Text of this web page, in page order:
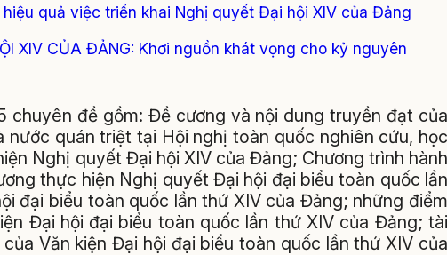
quả việc triển khai Nghị quyết Đại hội XIV của Đảng
XIV CỦA ĐẢNG: Khơi nguồn khát vọng cho kỷ nguyên
chuyên đề gồm: Đề cương và nội dung truyền đạt của
quán triệt tại Hội nghị toàn quốc nghiên cứu, học
Nghị quyết Đại hội XIV của Đảng; Chương trình hành
thực hiện Nghị quyết Đại hội đại biểu toàn quốc lần
đại biểu toàn quốc lần thứ XIV của Đảng; những điểm
Đại hội đại biểu toàn quốc lần thứ XIV của Đảng; tài
Văn kiện Đại hội đại biểu toàn quốc lần thứ XIV của